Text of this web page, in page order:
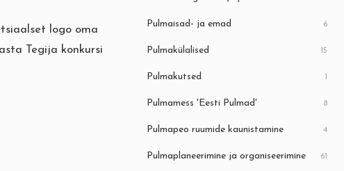
logo oma
Tegija konkursi
Pulmaisad- ja emad 6
Pulmakülalised 15
Pulmakutsed 1
Pulmamess 'Eesti Pulmad' 8
Pulmapeo ruumide kaunistamine 4
Pulmaplaneerimine ja organiseerimine 61